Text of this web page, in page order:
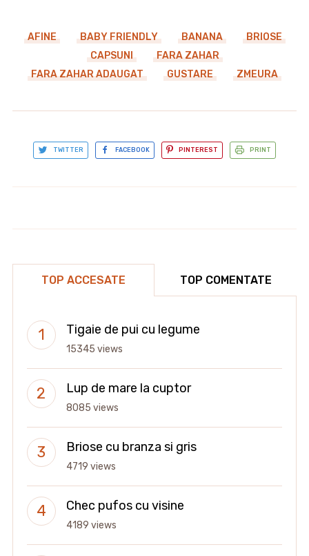
AFINE BABY FRIENDLY BANANA
BRIOSE
CAPSUNI
FARA ZAHAR
FARA ZAHAR ADAUGAT
GUSTARE ZMEURA
TWITTER FACEBOOK PINTEREST PRINT
TOP ACCESATE TOP COMENTATE
Tigaie de pui cu legume
15345 views
Lup de mare la cuptor
8085 views
Briose cu branza si gris
4719 views
Chec pufos cu visine
4189 views